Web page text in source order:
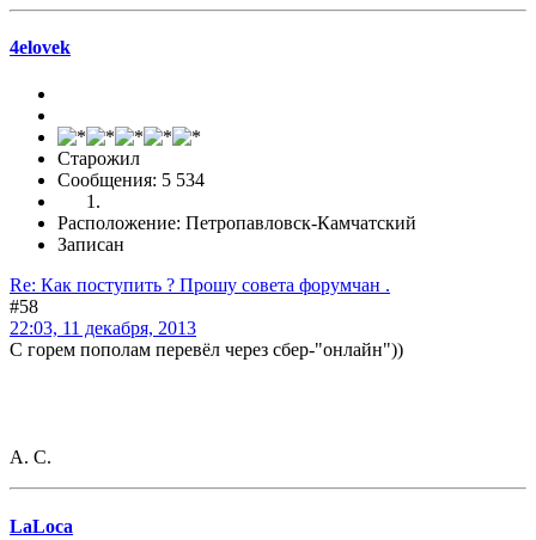
4elovek
Старожил
Сообщения: 5 534
Расположение: Петропавловск-Камчатский
Записан
Re: Как поступить ? Прошу совета форумчан .
#58
22:03, 11 декабря, 2013
С горем пополам перевёл через сбер-"онлайн"))
А. С.
LaLoca